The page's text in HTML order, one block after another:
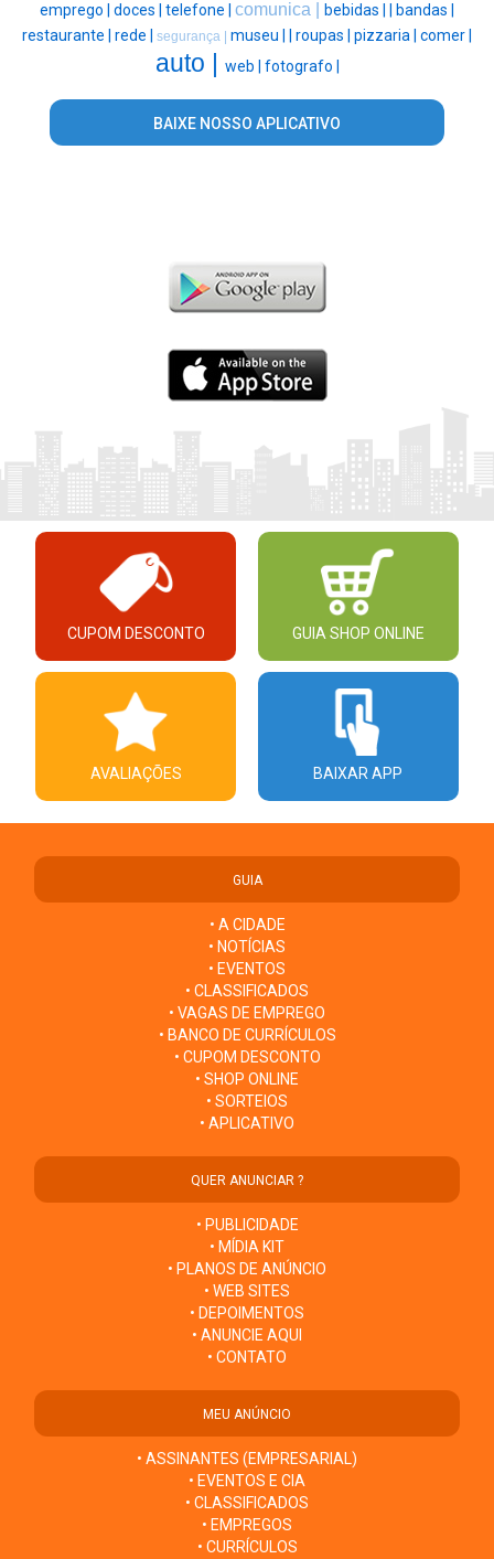
emprego | doces | telefone | comunica | bebidas | | bandas |
restaurante | rede | segurança | museu | | roupas | pizzaria | comer |
auto | web | fotografo |
BAIXE NOSSO APLICATIVO
CUPOM DESCONTO GUIA SHOP ONLINE
AVALIAÇÕES BAIXAR APP
GUIA
• A CIDADE
• NOTÍCIAS
• EVENTOS
• CLASSIFICADOS
• VAGAS DE EMPREGO
• BANCO DE CURRÍCULOS
• CUPOM DESCONTO
• SHOP ONLINE
• SORTEIOS
• APLICATIVO
QUER ANUNCIAR ?
• PUBLICIDADE
• MÍDIA KIT
• PLANOS DE ANÚNCIO
• WEB SITES
• DEPOIMENTOS
• ANUNCIE AQUI
• CONTATO
MEU ANÚNCIO
• ASSINANTES (EMPRESARIAL)
• EVENTOS E CIA
• CLASSIFICADOS
• EMPREGOS
• CURRÍCULOS